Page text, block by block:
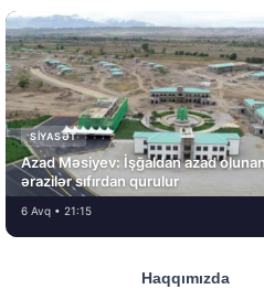
SIYASƏT
Azad Məsiyev: İşğaldan azad olunan
ərazilər sıfırdan qurulur
6 Avq • 21:15
Haqqımızda